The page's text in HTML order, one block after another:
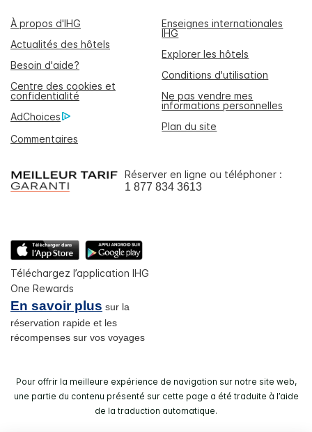
À propos d'IHG
Enseignes internationales
IHG
Actualités des hôtels
Explorer les hôtels
Besoin d'aide?
Conditions d'utilisation
Centre des cookies et
confidentialité
Ne pas vendre mes
informations personnelles
AdChoices
Plan du site
Commentaires
Réserver en ligne ou téléphoner :
1 877 834 3613
Téléchargez l’application IHG
One Rewards
En savoir plus sur la
réservation rapide et les
récompenses sur vos voyages
Pour offrir la meilleure expérience de navigation sur notre site web,
une partie du contenu présenté sur cette page a été traduite à l’aide
de la traduction automatique.